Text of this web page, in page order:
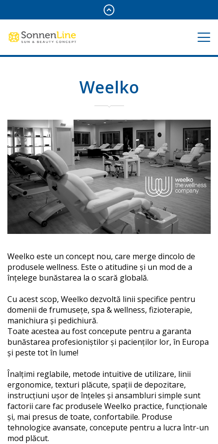
Weelko
Weelko este un concept nou, care merge dincolo de
produsele wellness. Este o atitudine și un mod de a
înțelege bunăstarea la o scară globală.
Cu acest scop, Weelko dezvoltă linii specifice pentru
domenii de frumusețe, spa & wellness, fizioterapie,
manichiura și pedichiură.
Toate acestea au fost concepute pentru a garanta
bunăstarea profesioniștilor și pacienților lor, în Europa
și peste tot în lume!
Înalțimi reglabile, metode intuitive de utilizare, linii
ergonomice, texturi plăcute, spații de depozitare,
instrucțiuni ușor de înțeles și ansambluri simple sunt
factorii care fac produsele Weelko practice, funcționale
și, mai presus de toate, confortabile. Produse
tehnologice avansate, concepute pentru a lucra într-un
mod plăcut.